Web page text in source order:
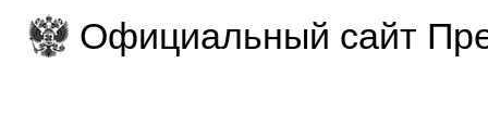
Официальный сайт